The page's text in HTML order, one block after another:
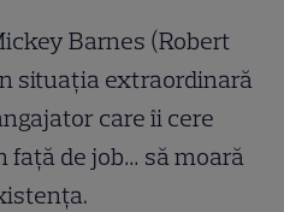
Barnes (Robert
situația extraordinară
care îi cere
față de job… să moară